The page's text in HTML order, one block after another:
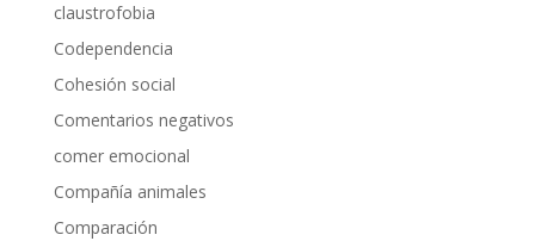
claustrofobia
Codependencia
Cohesión social
Comentarios negativos
comer emocional
Compañía animales
Comparación